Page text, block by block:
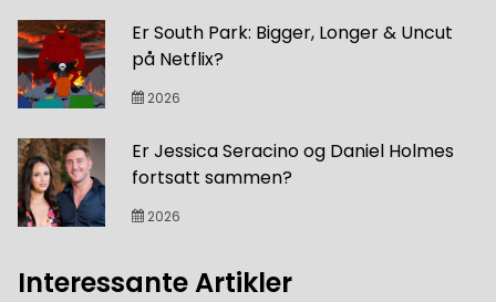
Er South Park: Bigger, Longer & Uncut
på Netflix?
2026
Er Jessica Seracino og Daniel Holmes
fortsatt sammen?
2026
Interessante Artikler